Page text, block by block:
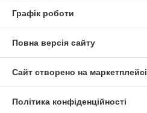
Графік роботи
Повна версія сайту
Сайт створено на маркетплейсі
Політика конфіденційності